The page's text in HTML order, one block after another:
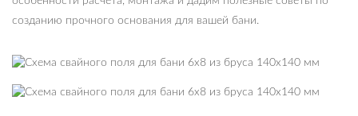
созданию прочного основания для вашей бани.